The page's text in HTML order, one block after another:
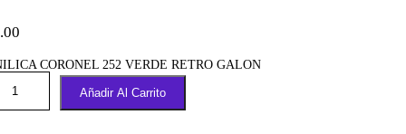
CORONEL 252 VERDE RETRO GALON
Añadir Al Carrito